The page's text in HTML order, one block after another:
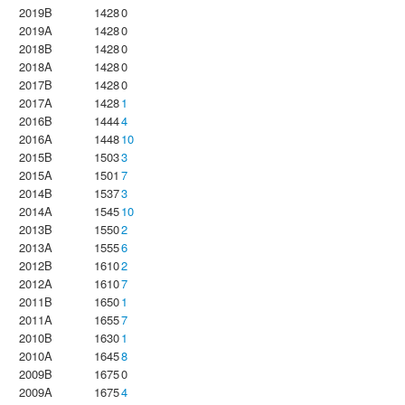
2019B
14280
2019A
14280
2018B
14280
2018A
14280
2017B
14280
2017A
14281
2016B
14444
2016A
144810
2015B
15033
2015A
1501 7
2014B
15373
2014A
154510
2013B
15502
2013A
15556
2012B
16102
2012A
16107
2011B
16501
2011A
16557
2010B
16301
2010A
16458
2009B
16750
2009A
16754